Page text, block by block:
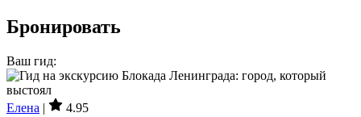
Бронировать
Ваш гид:
Елена |
4.95